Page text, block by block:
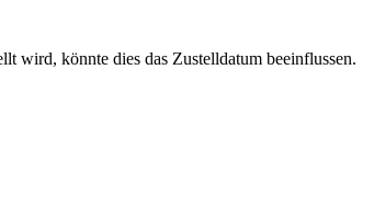
wird, könnte dies das Zustelldatum beeinflussen.